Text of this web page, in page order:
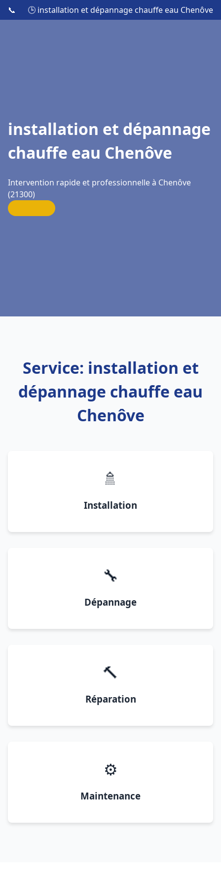
📞 🕒 installation et dépannage chauffe eau Chenôve
installation et dépannage
chauffe eau Chenôve
Intervention rapide et professionnelle à Chenôve
(21300)
Service: installation et
dépannage chauffe eau
Chenôve
🚿
Installation
🔧
Dépannage
🔨
Réparation
⚙️
Maintenance